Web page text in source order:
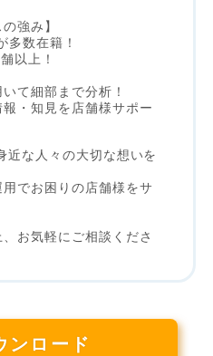
強み】
数在籍！
以上！
て細部まで分析！
・知見を店舗様サポー
近な人々の大切な想いを
でお困りの店舗様をサ
お気軽にご相談くださ
ンロード